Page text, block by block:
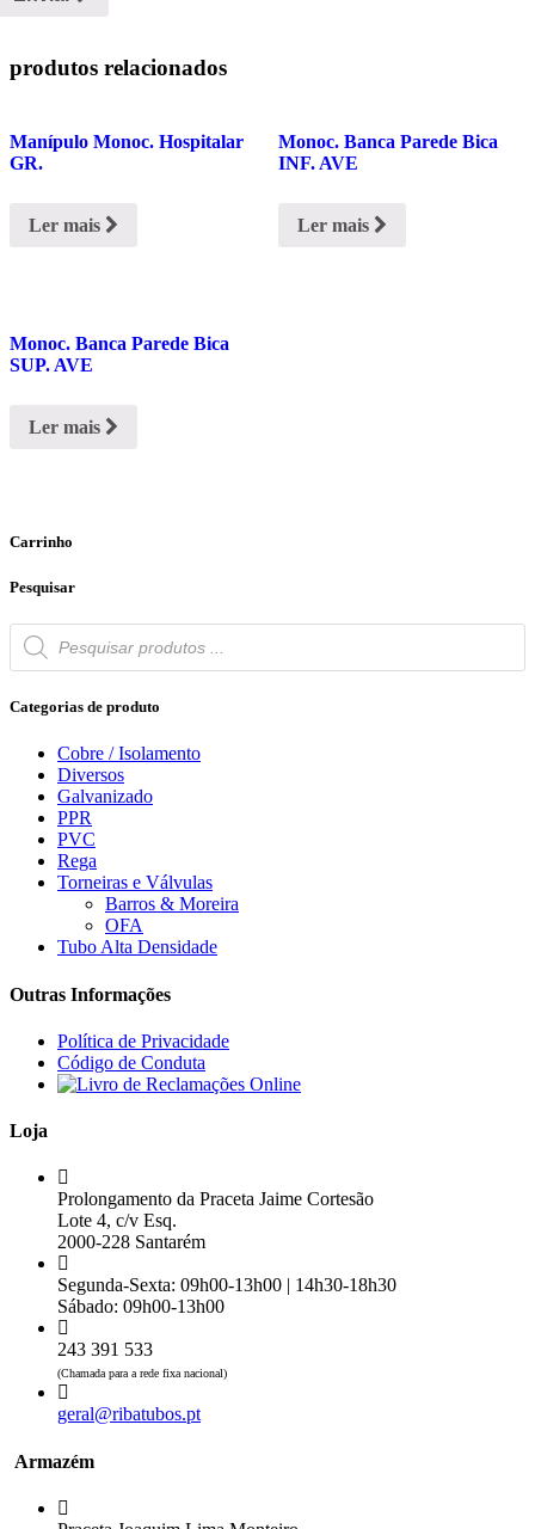
produtos relacionados
Manípulo Monoc. Hospitalar
GR.
Ler mais
Monoc. Banca Parede Bica
INF. AVE
Ler mais
Monoc. Banca Parede Bica
SUP. AVE
Ler mais
Carrinho
Pesquisar
Products
search
Categorias de produto
Cobre / Isolamento
Diversos
Galvanizado
PPR
PVC
Rega
Torneiras e Válvulas
Barros & Moreira
OFA
Tubo Alta Densidade
Outras Informações
Política de Privacidade
Código de Conduta
Loja
Prolongamento da Praceta Jaime Cortesão
Lote 4, c/v Esq.
2000-228 Santarém
Segunda-Sexta: 09h00-13h00 | 14h30-18h30
Sábado: 09h00-13h00
243 391 533
(Chamada para a rede fixa nacional)
geral@ribatubos.pt
Armazém